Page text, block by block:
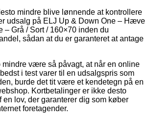
mindre blive lønnende at kontrollere
udsalg på ELJ Up & Down One – Hæve
Grå / Sort / 160×70 inden du
sådan at du er garanteret at antage
mindre være så påvagt, at når en online
i test varer til en udsalgspris som
burde det tit være et kendetegn på en
Kortbetalinger er ikke desto
en lov, der garanterer dig som køber
foretagender.